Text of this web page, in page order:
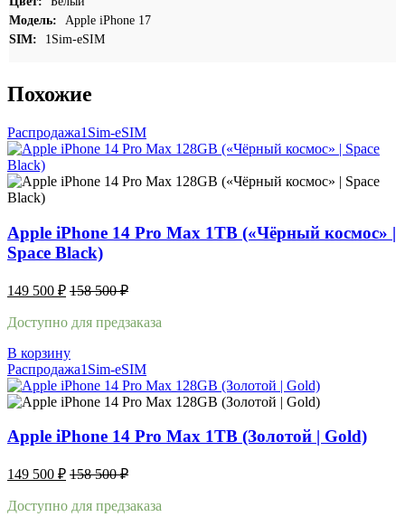
Модель:
Apple iPhone 17
SIM:
1Sim-eSIM
Похожие
Распродажа1Sim-eSIM
Apple iPhone 14 Pro Max 1TB («Чёрный космос» |
Space Black)
149 500 ₽ 158 500₽
Доступно для предзаказа
В корзину
Распродажа1Sim-eSIM
Apple iPhone 14 Pro Max 1TB (Золотой | Gold)
149 500 ₽ 158 500₽
Доступно для предзаказа